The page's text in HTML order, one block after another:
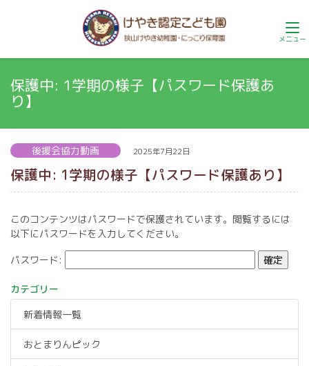
保護中: 1学期の様子【パスワード保護あ
り】
後援会協力動画 2025年7月22日
保護中: 1学期の様子【パスワード保護あり】
このコンテンツはパスワードで保護されています。閲覧するには
以下にパスワードを入力してください。
パスワード:
カテゴリー
新着情報一覧
おとまりんピック